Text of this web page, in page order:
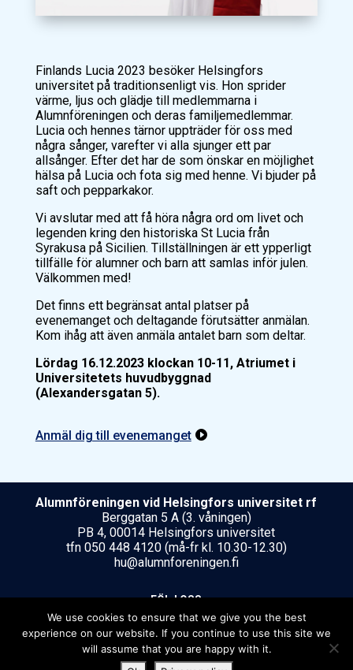
Finlands Lucia 2023 besöker Helsingfors
universitet på traditionsenligt vis. Hon sprider
värme, ljus och glädje till medlemmarna i
Alumnföreningen och deras familjemedlemmar.
Lucia och hennes tärnor uppträder för oss med
några sånger, varefter vi alla sjunger ett par
allsånger. Efter det har de som önskar en möjlighet
hälsa på Lucia och fota sig med henne. Vi bjuder på
saft och pepparkakor.
Vi avslutar med att få höra några ord om livet och
legenden kring den historiska St Lucia från
Syrakusa på Sicilien. Tillställningen är ett ypperligt
tillfälle för alumner och barn att samlas inför julen.
Välkommen med!
Det finns ett begränsat antal platser på
evenemanget och deltagande förutsätter anmälan.
Kom ihåg att även anmäla antalet barn som deltar.
Lördag 16.12.2023 klockan 10-11, Atriumet i
Universitetets huvudbyggnad
(Alexandersgatan 5).
Anmäl dig till evenemanget 
Alumnföreningen vid Helsing­fors uni­ver­si­tet rf
Berggatan 5 A (3. våningen)
PB 4, 00014 Helsingfors universitet
tfn 050 448 4120 (må-fr kl. 10.30-12.30)
hu@alumnforeningen.fi
FÖLJ OSS
We use cookies to ensure that we give you the best
experience on our website. If you continue to use this site we
will assume that you are happy with it.